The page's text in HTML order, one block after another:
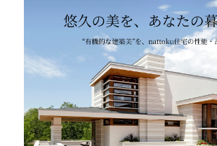
最響の家
Groovin’
nattoku住宅25周年記念モデル
Glass Arts